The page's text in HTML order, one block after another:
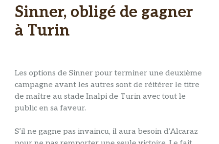
Sinner, obligé de gagner
à Turin
Les options de Sinner pour terminer une deuxième
campagne avant les autres sont de réitérer le titre
de maître au stade Inalpi de Turin avec tout le
public en sa faveur.
S’il ne gagne pas invaincu, il aura besoin d’Alcaraz